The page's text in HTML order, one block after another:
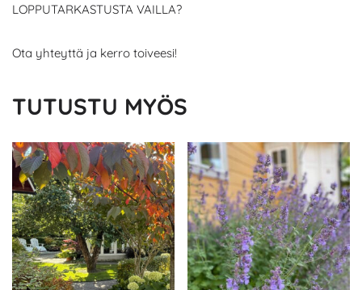
LOPPUTARKASTUSTA VAILLA?
Ota yhteyttä ja kerro toiveesi!
TUTUSTU MYÖS